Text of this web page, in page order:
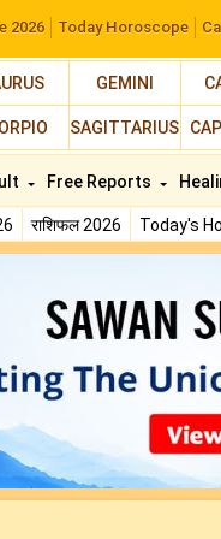
2026 Today Horoscope
GEMINI
SAGITTARIUS
राशिफल 2026 Today's
Free Reports